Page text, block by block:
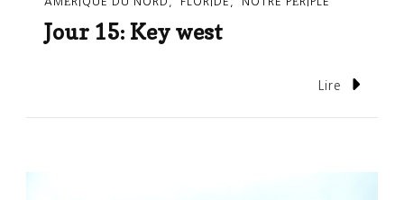
Jour 15: Key west
Lire